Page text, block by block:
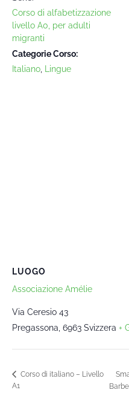
Corso di alfabetizzazione
livello A0, per adulti
migranti
Categorie Corso:
Italiano
Lingue
LUOGO
Associazione Amélie
Via Ceresio 43
Pregassona 6963 Svizzera +
Corso di italiano – Livello
A1